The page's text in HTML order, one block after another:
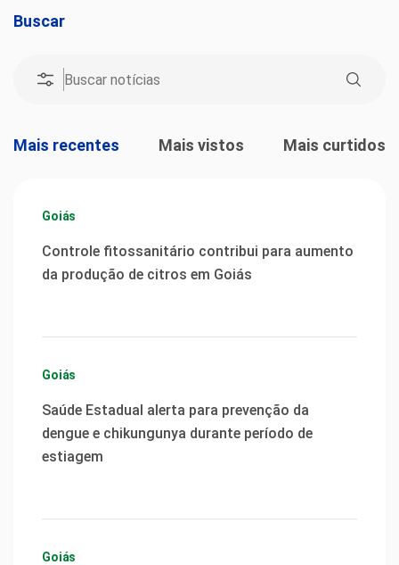
Buscar
Mais recentes Mais vistos Mais curtidos
Goiás
Controle fitossanitário contribui para aumento
da produção de citros em Goiás
Goiás
Saúde Estadual alerta para prevenção da
dengue e chikungunya durante período de
estiagem
Goiás